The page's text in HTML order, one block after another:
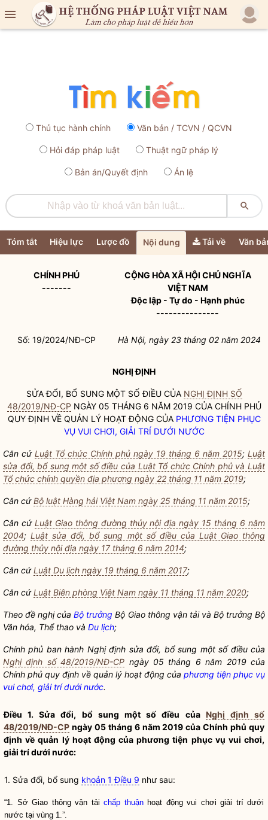

Thủ tục hành chính Văn bản / TCVN / QCVN
Hỏi đáp pháp luật Thuật ngữ pháp lý
Bản án/Quyết định Án lệ

Tóm tắt Hiệu lực Lược đồ Nội dung Tải về Văn
CHÍNH PHỦ
-------
CỘNG HÒA XÃ HỘI CHỦ NGHĨA
VIỆT NAM
Độc lập - Tự do - Hạnh phúc
---------------
Số: 19/2024/NĐ-CP Hà Nội, ngày 23 tháng 02 năm 2024
NGHỊ ĐỊNH
SỬA ĐỔI, BỔ SUNG MỘT SỐ ĐIỀU CỦA NGHỊ ĐỊNH SỐ
48/2019/NĐ-CP NGÀY 05 THÁNG 6 NĂM 2019 CỦA CHÍNH PHỦ
QUY ĐỊNH VỀ QUẢN LÝ HOẠT ĐỘNG CỦA PHƯƠNG TIỆN PHỤC
VỤ VUI CHƠI, GIẢI TRÍ DƯỚI NƯỚC
Căn cứ Luật Tổ chức Chính phủ ngày 19 tháng 6 năm 2015; Luật
sửa đổi, bổ sung một số điều của Luật Tổ chức Chính phủ và Luật
Tổ chức chính quyền địa phương ngày 22 tháng 11 năm 2019;
Căn cứBộ luật Hàng hải Việt Nam ngày 25 tháng 11 năm 2015;
Căn cứ Luật Giao thông đường thủy nội địa ngày 15 tháng 6 năm
2004;Luật sửa đổi, bổ sung một số điều của Luật Giao thông
đường thủy nội địa ngày 17 tháng 6 năm 2014;
Căn cứLuật Du lịch ngày 19 tháng 6 năm 2017;
Căn cứLuật Biên phòng Việt Nam ngày 11 tháng 11 năm 2020;
Theo đề nghị củaBộ trưởng Bộ Giao thông vận tải và Bộ trưởng Bộ
Văn hóa, Thể thao và Du lịch;
Chính phủ ban hành Nghị định sửa đổi, bổ sung một số điều của
Nghị định số 48/2019/NĐ-CP ngày 05 tháng 6 năm 2019 của
Chính phủ quy định về quản lý hoạt động của phương tiện phục vụ
vui chơi, giải trí dưới nước.
Điều 1. Sửa đổi, bổ sung một số điều của Nghị định số
48/2019/NĐ-CP ngày 05 tháng 6 năm 2019 của Chính phủ quy
định về quản lý hoạt động củaphương tiện phục vụ vui chơi,
giải trí dưới nước:
1. Sửa đổi, bổ sung khoản 1 Điều 9 như sau:
“1. Sở Giao thông vận tải chấp thuậnhoạt động vui chơi giải trí dưới
nước tại vùng 1.”.